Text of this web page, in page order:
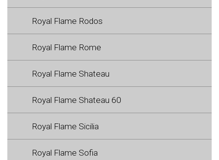
Royal Flame Rodos
Royal Flame Rome
Royal Flame Shateau
Royal Flame Shateau 60
Royal Flame Sicilia
Royal Flame Sofia